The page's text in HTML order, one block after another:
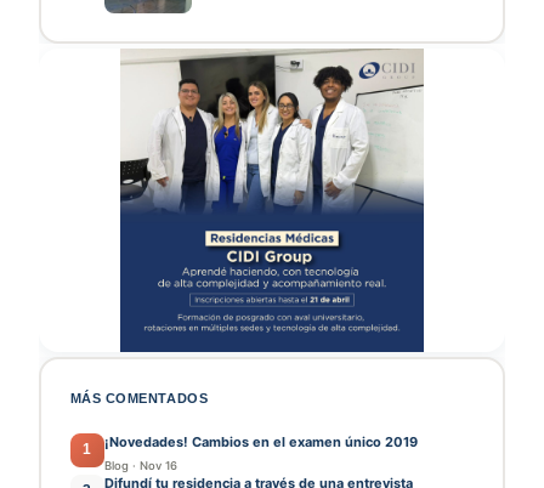
MÁS COMENTADOS
1 ¡Novedades! Cambios en el examen único 2019
Blog · Nov 16
Difundí tu residencia a través de una entrevista